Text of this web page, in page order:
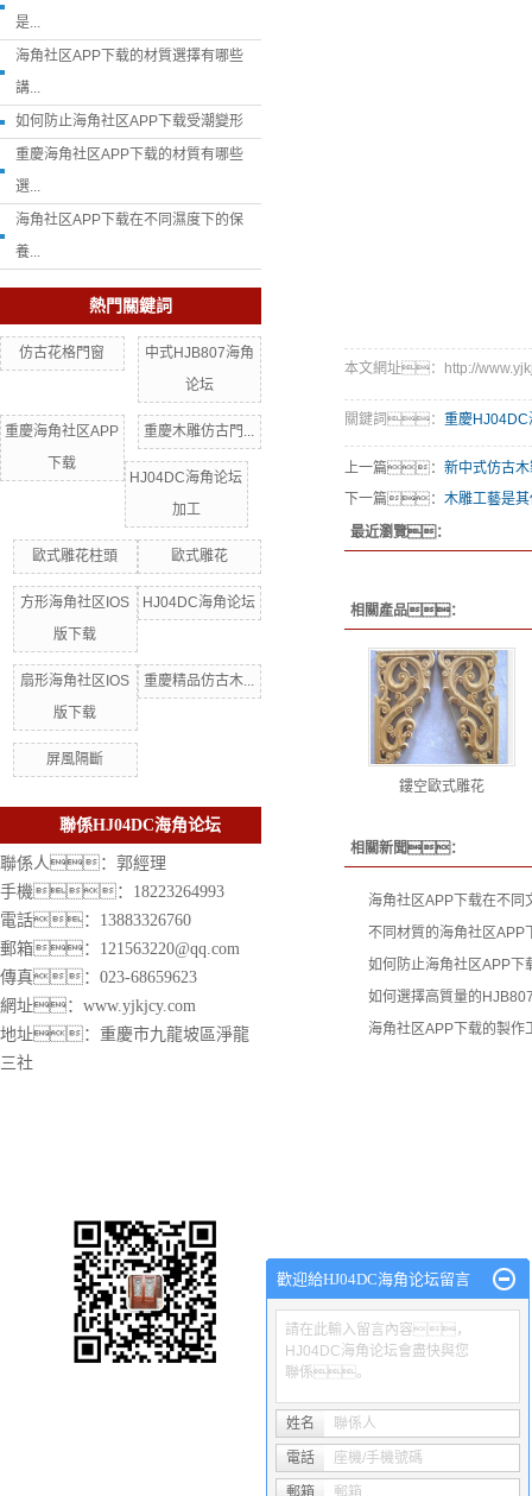
是...
海角社区APP下载的材質選擇有哪些
講...
如何防止海角社区APP下载受潮變形
重慶海角社区APP下载的材質有哪些
選...
海角社区APP下载在不同濕度下的保
養...
熱門關鍵詞
仿古花格門窗
中式HJB807海角
论坛
重慶海角社区APP
下载
重慶木雕仿古門...
HJ04DC海角论坛
加工
歐式雕花柱頭 歐式雕花
方形海角社区IOS
版下载
HJ04DC海角论坛
扇形海角社区IOS
版下载
重慶精品仿古木...
屏風隔斷
聯係HJ04DC海角论坛
聯係人：郭經理
手機：18223264993
電話：13883326760
郵箱：121563220@qq.com
傳真：023-68659623
網址： www.yjkjcy.com
地址：重慶市九龍坡區淨龍
三社
本文網址：http://
關鍵詞： 重慶HJ04DC
上一篇： 新中式仿古
下一篇： 木雕工藝是
最近瀏覽：
相關產品：
鏤空歐式雕花
相關新聞：
海角社区APP下载在不同
不同材質的海角社区APP
如何防止海角社区APP下
如何選擇高質量的
海角社区APP下载的製作
| 主營區域：重慶 沙坪壩
歡迎給HJ04DC海角论坛留言
請在此輸入留言內容，
HJ04DC海角论坛會盡快與您
聯係。
姓名 聯係人
電話 座機/手機號碼
郵箱 郵箱